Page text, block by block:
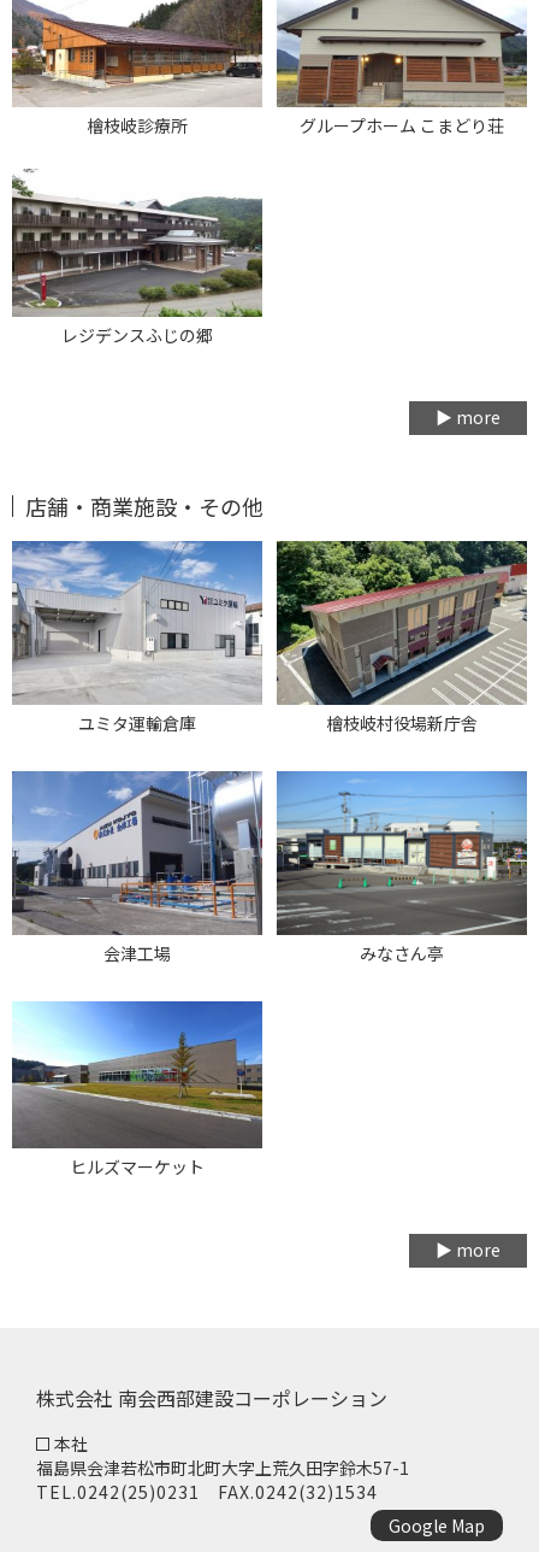
檜枝岐診療所 グループホーム こまどり荘
レジデンスふじの郷
▶ more
店舗・商業施設・その他
ユミタ運輸倉庫 檜枝岐村役場新庁舎
会津工場 みなさん亭
ヒルズマーケット
▶ more
株式会社 南会西部建設コーポレーション
本社
福島県会津若松市町北町大字上荒久田字鈴木57-1
TEL.0242(25)0231 FAX.0242(32)1534
Google Map